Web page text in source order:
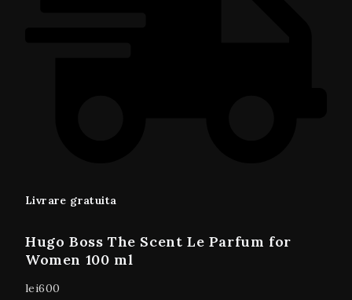
Livrare gratuita
Hugo Boss The Scent Le Parfum for
Women 100 ml
lei600